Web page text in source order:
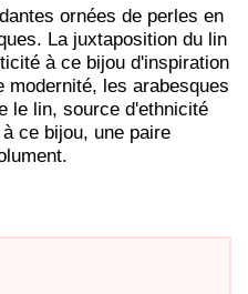
ornées de perles en
La juxtaposition du lin
à ce bijou d'inspiration
modernité, les arabesques
le lin, source d'ethnicité
ce bijou, une paire